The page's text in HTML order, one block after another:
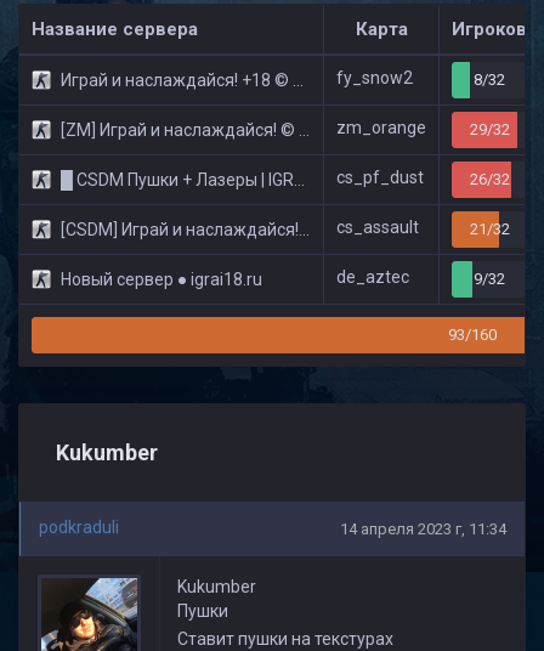
Название сервера Карта Игроков
Играй и наслаждайся! +18 © Public fy_snow2 8/32
[ZM] Играй и наслаждайся! © Zombie Show zm_orange 29/32
█ CSDM Пушки + Лазеры | IGRAI18.RU ツ █ cs_pf_dust 26/32
[CSDM] Играй и наслаждайся! © Classic cs_assault 21/32
Новый сервер ● igrai18.ru de_aztec 9/32
93/160
Kukumber
podkraduli 14 апреля 2023 г, 11:34
Kukumber
Пушки
Ставит пушки на текстурах